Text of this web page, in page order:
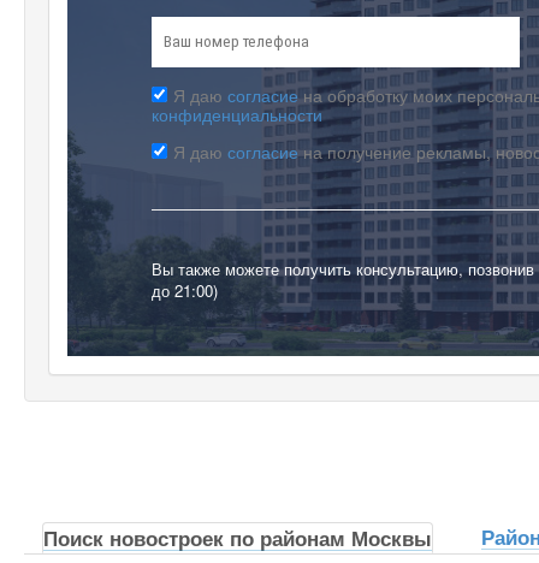
Я даю согласиена обработку моих
конфиденциальности
Я даю согласиена получение рекламы,
Вы также можете получить консультацию,
до 21:00)
Поиск новостроек по районам Москвы